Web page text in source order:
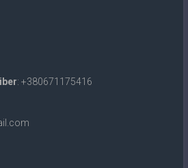
: +380671175416